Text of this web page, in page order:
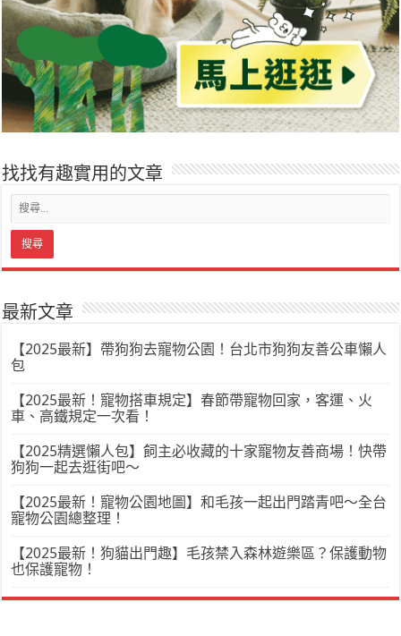
找找有趣實用的文章
最新文章
【2025最新】帶狗狗去寵物公園！台北市狗狗友善公車懶人
包
【2025最新！寵物搭車規定】春節帶寵物回家，客運、火
車、高鐵規定一次看！
【2025精選懶人包】飼主必收藏的十家寵物友善商場！快帶
狗狗一起去逛街吧～
【2025最新！寵物公園地圖】和毛孩一起出門踏青吧～全台
寵物公園總整理！
【2025最新！狗貓出門趣】毛孩禁入森林遊樂區？保護動物
也保護寵物！